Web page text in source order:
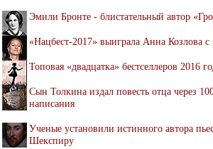
Эмили Бронте - блистательный автор
«Нацбест-2017» выиграла Анна Козлова
Топовая «двадцатка» бестселлеров 2016
Сын Толкина издал повесть отца через
написания
Ученые установили истинного автора
Шекспиру